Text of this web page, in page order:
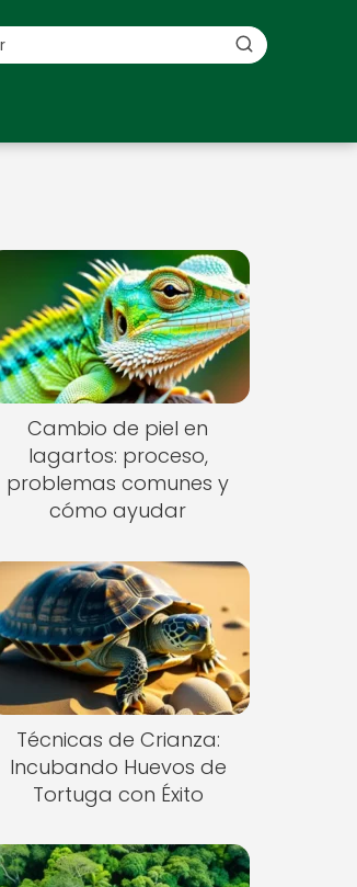
Cambio de piel en
lagartos: proceso,
problemas comunes y
cómo ayudar
Técnicas de Crianza:
Incubando Huevos de
Tortuga con Éxito